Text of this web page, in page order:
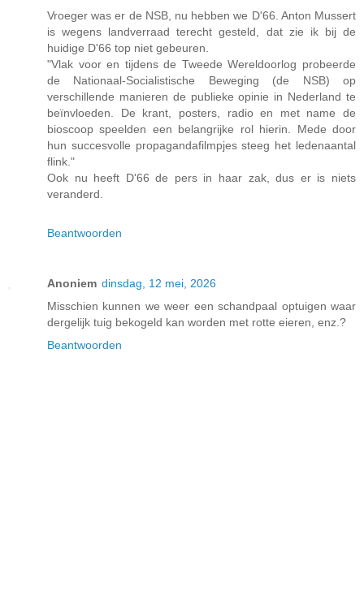
Vroeger was er de NSB, nu hebben we D'66. Anton Mussert
is wegens landverraad terecht gesteld, dat zie ik bij de
huidige D'66 top niet gebeuren.
"Vlak voor en tijdens de Tweede Wereldoorlog probeerde
de Nationaal-Socialistische Beweging (de NSB) op
verschillende manieren de publieke opinie in Nederland te
beïnvloeden. De krant, posters, radio en met name de
bioscoop speelden een belangrijke rol hierin. Mede door
hun succesvolle propagandafilmpjes steeg het ledenaantal
flink."
Ook nu heeft D'66 de pers in haar zak, dus er is niets
veranderd.
Beantwoorden
Anoniem dinsdag, 12 mei, 2026
Misschien kunnen we weer een schandpaal optuigen waar
dergelijk tuig bekogeld kan worden met rotte eieren, enz.?
Beantwoorden